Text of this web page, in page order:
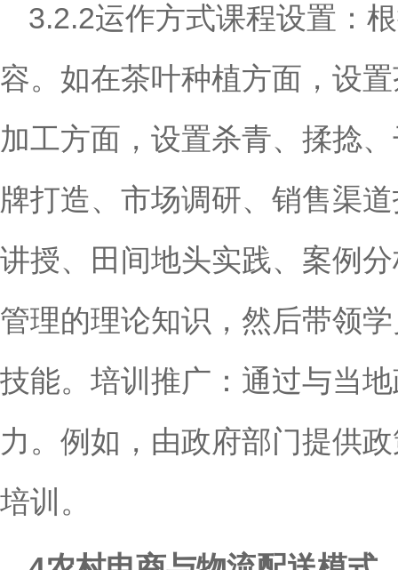
3.2.2运作方式课程设置：
容。如在茶叶种植方面，设
加工方面，设置杀青、揉捻
牌打造、市场调研、销售渠
讲授、田间地头实践、案例
管理的理论知识，然后带领
技能。培训推广：通过与当
力。例如，由政府部门提供
培训。